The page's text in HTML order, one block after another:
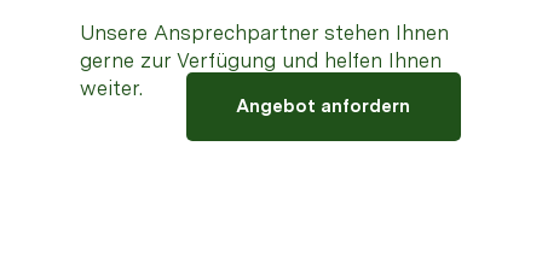
Unsere Ansprechpartner stehen Ihnen
gerne zur Verfügung und helfen Ihnen
weiter.
Angebot anfordern